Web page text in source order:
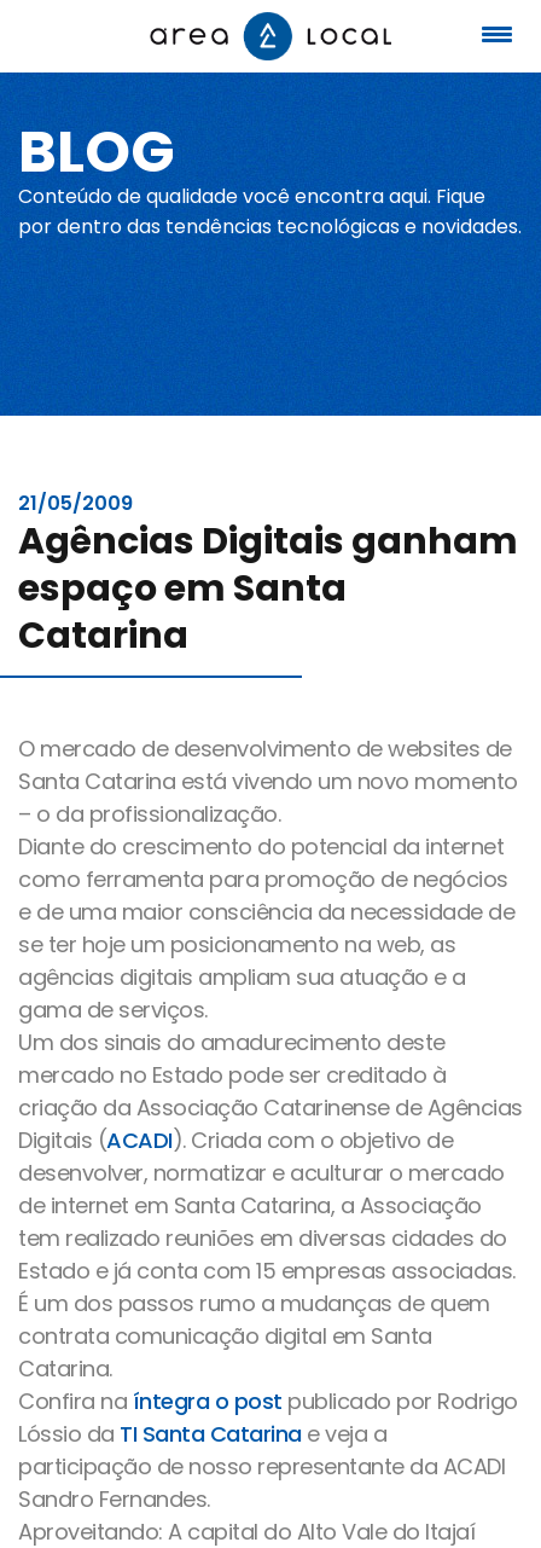
Início
Fale conosco
Portfólio
Sobre nós
Blog
Canal de comunicação
Trabalhe Conosco
BLOG
Conteúdo de qualidade você encontra aqui. Fique
por dentro das tendências tecnológicas e novidades.
21/05/2009
Agências Digitais ganham
espaço em Santa
Catarina
O mercado de desenvolvimento de websites de
Santa Catarina está vivendo um novo momento
– o da profissionalização.
Diante do crescimento do potencial da internet
como ferramenta para promoção de negócios
e de uma maior consciência da necessidade de
se ter hoje um posicionamento na web, as
agências digitais ampliam sua atuação e a
gama de serviços.
Um dos sinais do amadurecimento deste
mercado no Estado pode ser creditado à
criação da Associação Catarinense de Agências
Digitais (ACADI). Criada com o objetivo de
desenvolver, normatizar e aculturar o mercado
de internet em Santa Catarina, a Associação
tem realizado reuniões em diversas cidades do
Estado e já conta com 15 empresas associadas.
É um dos passos rumo a mudanças de quem
contrata comunicação digital em Santa
Catarina.
Confira na íntegra o post publicado por Rodrigo
Lóssio da TI Santa Catarinae veja a
participação de nosso representante da ACADI
Sandro Fernandes.
Aproveitando: A capital do Alto Vale do Itajaí